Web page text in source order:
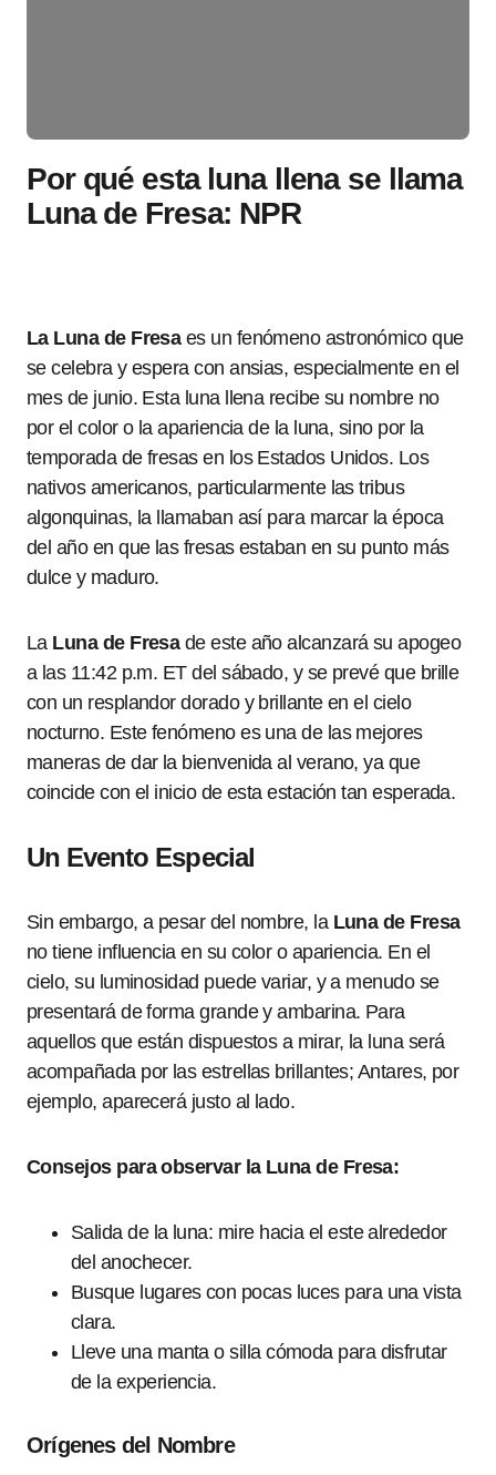
Por qué esta luna llena se llama
Luna de Fresa: NPR
La Luna de Fresaes un fenómeno astronómico que
se celebra y espera con ansias, especialmente en el
mes de junio. Esta luna llena recibe su nombre no
por el color o la apariencia de la luna, sino por la
temporada de fresas en los Estados Unidos. Los
nativos americanos, particularmente las tribus
algonquinas, la llamaban así para marcar la época
del año en que las fresas estaban en su punto más
dulce y maduro.
La Luna de Fresade este año alcanzará su apogeo
a las 11:42 p.m. ET del sábado, y se prevé que brille
con un resplandor dorado y brillante en el cielo
nocturno. Este fenómeno es una de las mejores
maneras de dar la bienvenida al verano, ya que
coincide con el inicio de esta estación tan esperada.
Un Evento Especial
Sin embargo, a pesar del nombre, la Luna de Fresa
no tiene influencia en su color o apariencia. En el
cielo, su luminosidad puede variar, y a menudo se
presentará de forma grande y ambarina. Para
aquellos que están dispuestos a mirar, la luna será
acompañada por las estrellas brillantes; Antares, por
ejemplo, aparecerá justo al lado.
Consejos para observar la Luna de Fresa:
Salida de la luna: mire hacia el este alrededor
del anochecer.
Busque lugares con pocas luces para una vista
clara.
Lleve una manta o silla cómoda para disfrutar
de la experiencia.
Orígenes del Nombre